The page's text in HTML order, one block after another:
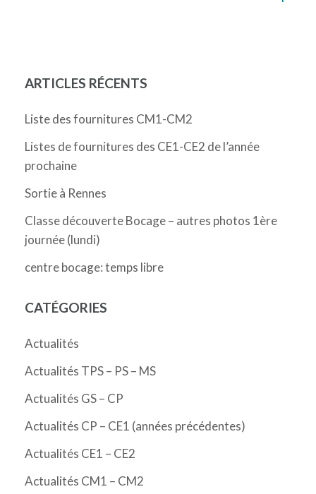
ARTICLES RÉCENTS
Liste des fournitures CM1-CM2
Listes de fournitures des CE1-CE2 de l’année
prochaine
Sortie à Rennes
Classe découverte Bocage – autres photos 1ère
journée (lundi)
centre bocage: temps libre
CATÉGORIES
Actualités
Actualités TPS – PS – MS
Actualités GS – CP
Actualités CP – CE1 (années précédentes)
Actualités CE1 – CE2
Actualités CM1 – CM2